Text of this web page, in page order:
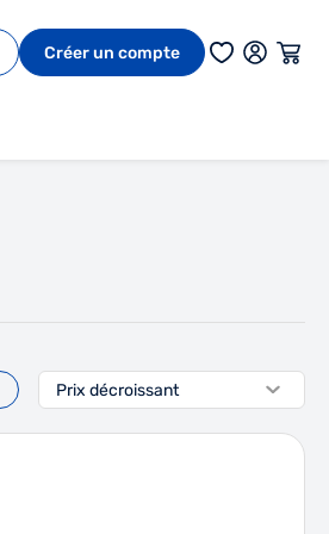
Créer un compte